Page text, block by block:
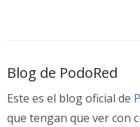
Blog de PodoRed
Este es el blog oficial de
que tengan que ver con